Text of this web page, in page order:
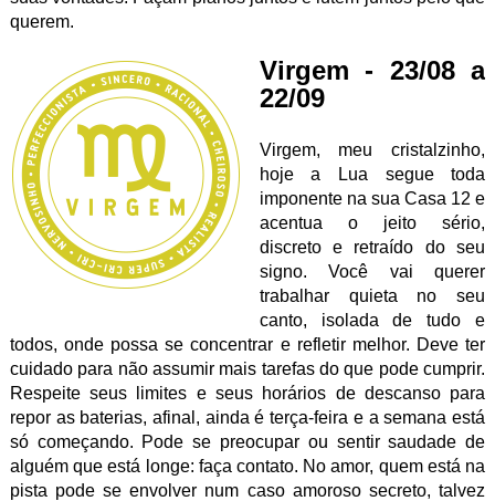
querem.
Virgem - 23/08 a
22/09
Virgem, meu cristalzinho,
hoje a Lua segue toda
imponente na sua Casa 12 e
acentua o jeito sério,
discreto e retraído do seu
signo. Você vai querer
trabalhar quieta no seu
canto, isolada de tudo e
todos, onde possa se concentrar e refletir melhor. Deve ter
cuidado para não assumir mais tarefas do que pode cumprir.
Respeite seus limites e seus horários de descanso para
repor as baterias, afinal, ainda é terça-feira e a semana está
só começando. Pode se preocupar ou sentir saudade de
alguém que está longe: faça contato. No amor, quem está na
pista pode se envolver num caso amoroso secreto, talvez